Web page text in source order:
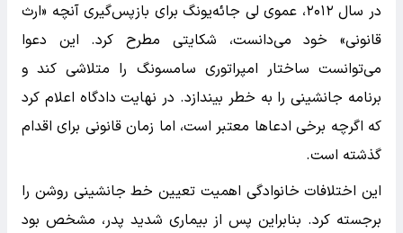
در سال ۲۰۱۲، عموی لی جائه‌یونگ برای بازپس‌گیری آنچه «ارث
قانونی» خود می‌دانست، شکایتی مطرح کرد. این دعوا
می‌توانست ساختار امپراتوری سامسونگ را متلاشی کند و
برنامه جانشینی را به خطر بیندازد. در نهایت دادگاه اعلام کرد
که اگرچه برخی ادعاها معتبر است، اما زمان قانونی برای اقدام
گذشته است.
این اختلافات خانوادگی اهمیت تعیین خط جانشینی روشن را
برجسته کرد. بنابراین پس از بیماری شدید پدر، مشخص بود